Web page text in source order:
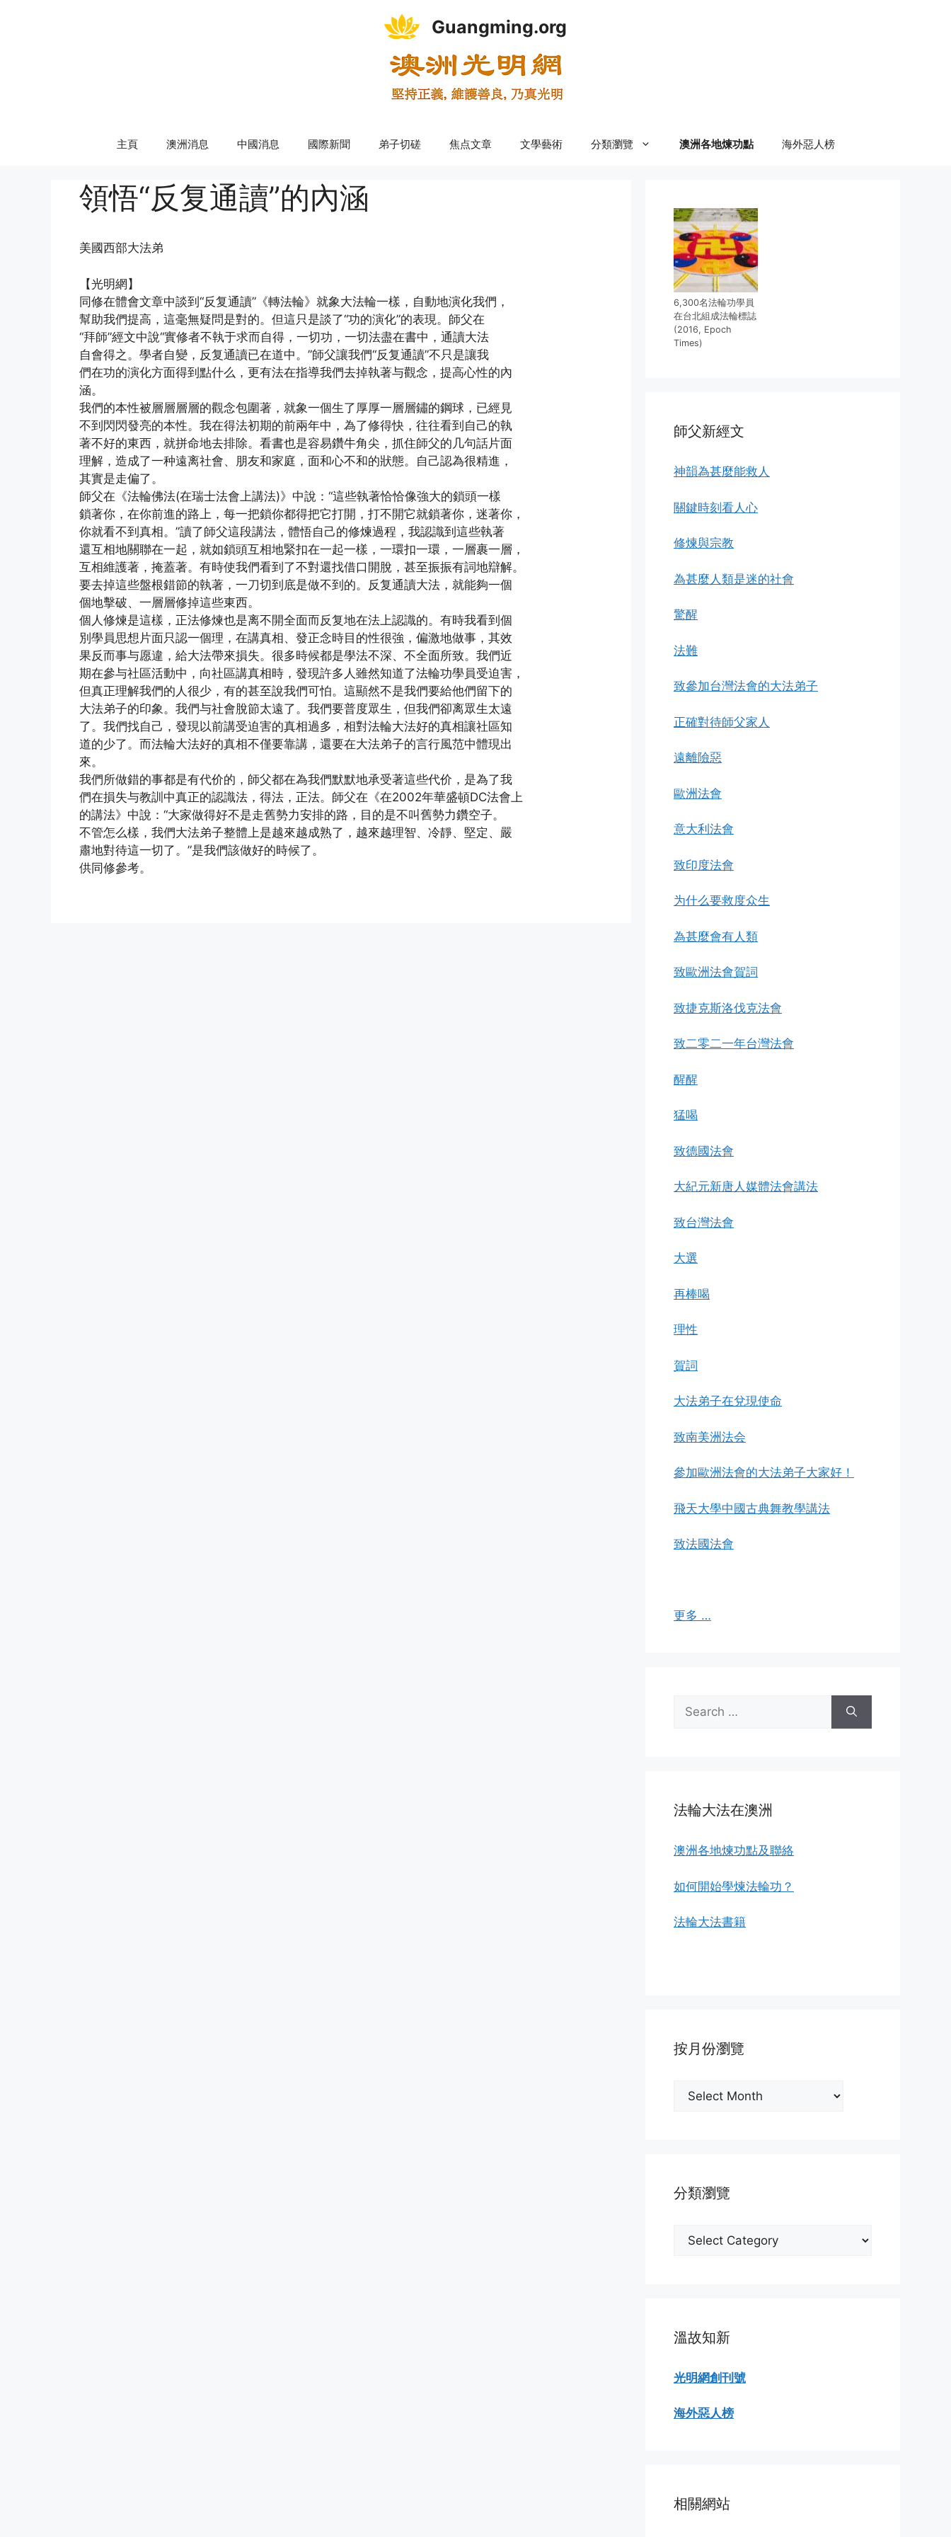
Guangming.org
主頁 澳洲消息 中國消息 國際新聞 弟子切磋 焦点文章 文學藝術 分類瀏覽 澳洲各地煉功點 海外惡人榜
領悟“反复通讀”的內涵
美國西部大法弟
【光明網】
同修在體會文章中談到“反复通讀”《轉法輪》就象大法輪一樣，自動地演化我們，
幫助我們提高，這毫無疑問是對的。但這只是談了“功的演化”的表現。師父在
“拜師”經文中說“實修者不執于求而自得，一切功，一切法盡在書中，通讀大法
自會得之。學者自變，反复通讀已在道中。”師父讓我們“反复通讀”不只是讓我
們在功的演化方面得到點什么，更有法在指導我們去掉執著与觀念，提高心性的內
涵。
我們的本性被層層層層的觀念包圍著，就象一個生了厚厚一層層鏽的鋼球，已經見
不到閃閃發亮的本性。我在得法初期的前兩年中，為了修得快，往往看到自己的執
著不好的東西，就拼命地去排除。看書也是容易鑽牛角尖，抓住師父的几句話片面
理解，造成了一种遠离社會、朋友和家庭，面和心不和的狀態。自己認為很精進，
其實是走偏了。
師父在《法輪佛法(在瑞士法會上講法)》中說：“這些執著恰恰像強大的鎖頭一樣
鎖著你，在你前進的路上，每一把鎖你都得把它打開，打不開它就鎖著你，迷著你，
你就看不到真相。”讀了師父這段講法，體悟自己的修煉過程，我認識到這些執著
還互相地關聯在一起，就如鎖頭互相地緊扣在一起一樣，一環扣一環，一層裹一層，
互相維護著，掩蓋著。有時使我們看到了不對還找借口開脫，甚至振振有詞地辯解。
要去掉這些盤根錯節的執著，一刀切到底是做不到的。反复通讀大法，就能夠一個
個地擊破、一層層修掉這些東西。
個人修煉是這樣，正法修煉也是离不開全面而反复地在法上認識的。有時我看到個
別學員思想片面只認一個理，在講真相、發正念時目的性很強，偏激地做事，其效
果反而事与愿違，給大法帶來損失。很多時候都是學法不深、不全面所致。我們近
期在參与社區活動中，向社區講真相時，發現許多人雖然知道了法輪功學員受迫害，
但真正理解我們的人很少，有的甚至說我們可怕。這顯然不是我們要給他們留下的
大法弟子的印象。我們与社會脫節太遠了。我們要普度眾生，但我們卻离眾生太遠
了。我們找自己，發現以前講受迫害的真相過多，相對法輪大法好的真相讓社區知
道的少了。而法輪大法好的真相不僅要靠講，還要在大法弟子的言行風范中體現出
來。
我們所做錯的事都是有代价的，師父都在為我們默默地承受著這些代价，是為了我
們在損失与教訓中真正的認識法，得法，正法。師父在《在2002年華盛頓DC法會上
的講法》中說：“大家做得好不是走舊勢力安排的路，目的是不叫舊勢力鑽空子。
不管怎么樣，我們大法弟子整體上是越來越成熟了，越來越理智、冷靜、堅定、嚴
肅地對待這一切了。”是我們該做好的時候了。
供同修參考。
6,300名法輪功學員
在台北組成法輪標誌
(2016, Epoch
Times)
師父新經文
神韻為甚麼能救人
關鍵時刻看人心
修煉與宗教
為甚麼人類是迷的社會
驚醒
法難
致參加台灣法會的大法弟子
正確對待師父家人
遠離險惡
歐洲法會
意大利法會
致印度法會
为什么要救度众生
為甚麼會有人類
致歐洲法會賀詞
致捷克斯洛伐克法會
致二零二一年台灣法會
醒醒
猛喝
致德國法會
大紀元新唐人媒體法會講法
致台灣法會
大選
再棒喝
理性
賀詞
大法弟子在兌現使命
致南美洲法会
參加歐洲法會的大法弟子大家好！
飛天大學中國古典舞教學講法
致法國法會
更多 …
Search
for:
法輪大法在澳洲
澳洲各地煉功點及聯絡
如何開始學煉法輪功？
法輪大法書籍
按月份瀏覽
分類瀏覽
溫故知新
光明網創刊號
海外惡人榜
相關網站